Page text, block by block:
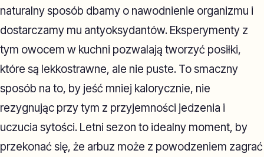
naturalny sposób dbamy o nawodnienie organizmu i
dostarczamy mu antyoksydantów. Eksperymenty z
tym owocem w kuchni pozwalają tworzyć posiłki,
które są lekkostrawne, ale nie puste. To smaczny
sposób na to, by jeść mniej kalorycznie, nie
rezygnując przy tym z przyjemności jedzenia i
uczucia sytości. Letni sezon to idealny moment, by
przekonać się, że arbuz może z powodzeniem zagrać